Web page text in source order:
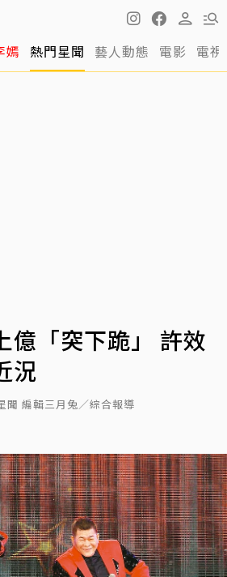
嫣 熱門星聞 藝人動態 電影 電視
億「突下跪」 許效
況
聞 編輯三月兔／綜合報導